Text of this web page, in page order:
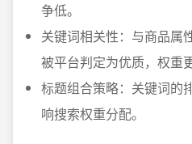
争低。
关键词相关性：与商品属
被平台判定为优质，权重
标题组合策略：关键词的
响搜索权重分配。